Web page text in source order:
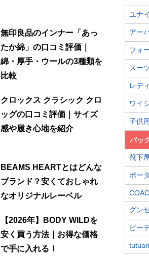
無印良品のインナー「あっ
たか綿」の口コミ評価｜
綿・厚手・ウールの3種類を
比較
クロックス クラシック クロ
ッグの口コミ評価｜サイズ
感や履き心地を紹介
BEAMS HEARTとはどんな
ブランド？安くておしゃれ
なオリジナルレーベル
【2026年】BODY WILDを
安く買う方法｜お得な価格
で手に入れる！
ユナ
アー
フォ
スー
レデ
ワイ
子供
バッ
靴下
ポー
グン
ピー